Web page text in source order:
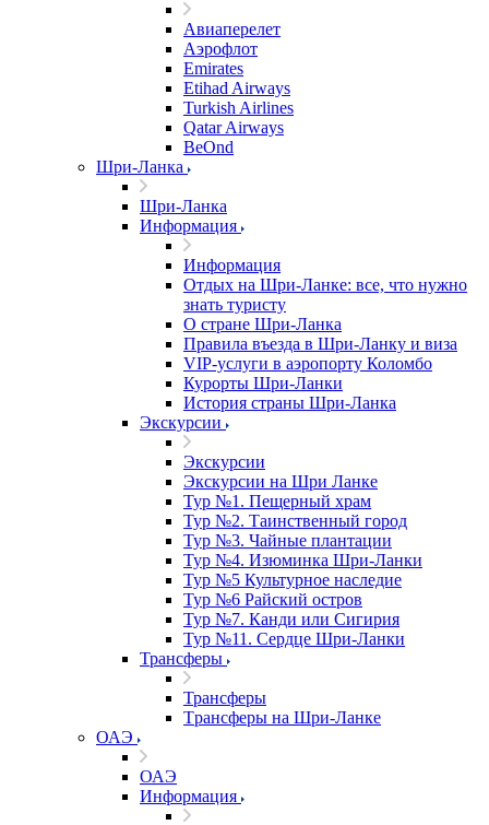
Авиаперелет
Аэрофлот
Emirates
Etihad Airways
Turkish Airlines
Qatar Airways
BeOnd
Шри-Ланка
Шри-Ланка
Информация
Информация
Отдых на Шри-Ланке: все, что нужно
знать туристу
О стране Шри-Ланка
Правила въезда в Шри-Ланку и виза
VIP-услуги в аэропорту Коломбо
Курорты Шри-Ланки
История страны Шри-Ланка
Экскурсии
Экскурсии
Экскурсии на Шри Ланке
Тур №1. Пещерный храм
Тур №2. Таинственный город
Тур №3. Чайные плантации
Тур №4. Изюминка Шри-Ланки
Тур №5 Культурное наследие
Тур №6 Райский остров
Тур №7. Канди или Сигирия
Тур №11. Сердце Шри-Ланки
Трансферы
Трансферы
Tрансферы на Шри-Ланке
ОАЭ
ОАЭ
Информация